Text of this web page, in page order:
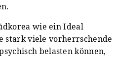
wie ein Ideal
stark viele vorherrschende
belasten können,